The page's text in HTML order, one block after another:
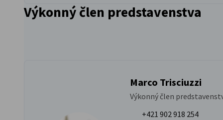
Výkonný člen predstavenstva
Marco Trisciuzzi
Výkonný člen
+421 902 918 254